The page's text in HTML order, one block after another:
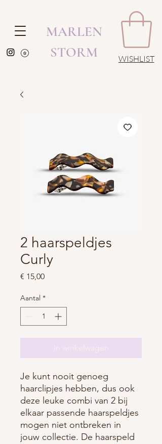
MARLEN
STORM
WISHLIST
2 haarspeldjes
Curly
€ 15,00Prijs
Aantal *
Je kunt nooit genoeg
haarclipjes hebben, dus ook
deze leuke combi van 2 bij
elkaar passende haarspeldjes
mogen niet ontbreken in
jouw collectie. De haarspeld